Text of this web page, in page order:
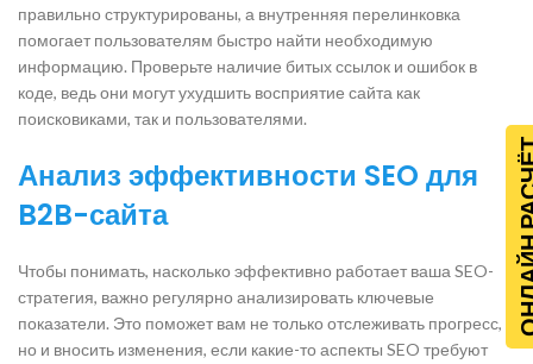
правильно структурированы, а внутренняя перелинковка
помогает пользователям быстро найти необходимую
информацию. Проверьте наличие битых ссылок и ошибок в
коде, ведь они могут ухудшить восприятие сайта как
поисковиками, так и пользователями.
Анализ эффективности SEO для
B2B-сайта
Чтобы понимать, насколько эффективно работает ваша SEO-
стратегия, важно регулярно анализировать ключевые
показатели. Это поможет вам не только отслеживать прогресс,
но и вносить изменения, если какие-то аспекты SEO требуют